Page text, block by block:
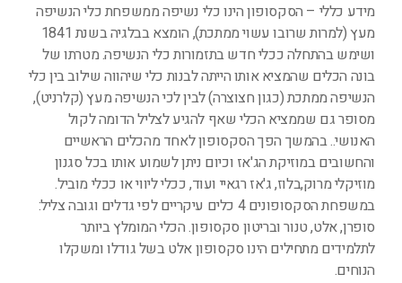
מידע כללי – הסקסופון הינו כלי נשיפה ממשפחת כלי הנשיפה
מעץ (למרות שרובו עשוי ממתכת), הומצא בבלגיה בשנת 1841
ושימש בהתחלה ככלי חדש בתזמורות כלי הנשיפה. מטרתו של
בונה הכלים שהמציא אותו הייתה לבנות כלי שיהווה שילוב בין כלי
הנשיפה ממתכת (כגון חצוצרה) לבין לכי הנשיפה מעץ (קלרניט),
מסופר גם שממציא הכלי שאף להגיע לצליל הדומה לקול
האנושי.. בהמשך הפך הסקסופון לאחד מהכלים הראשיים
והחשובים במוזיקת הג'אז וכיום ניתן לשמוע אותו בכל סגנון
מוזיקלי מרוק,בלוז, ג'אז רגאיי ועוד, ככלי ליווי או ככלי מוביל.
במשפחת הסקסופונים 4 כלים עיקריים לפי גדלים וגובה צליל:
סופרן, אלט, טנור ובריטון סקסופון. הכלי המומלץ ביותר
לתלמידים מתחילים הינו סקסופון אלט בשל גודלו ומשקלו
הנוחים.